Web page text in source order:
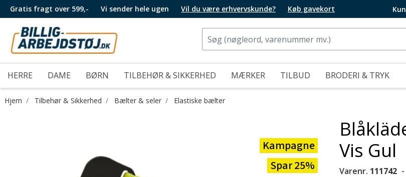
Gratis fragt over 599,- Vi sender hele ugen Vil du være erhvervskunde? Køb gavekort
HERRE DAME BØRN TILBEHØR & SIKKERHED MÆRKER TILBUD BRODERI & TRYK
Hjem Tilbehør & Sikkerhed Bælter & seler Elastiske bælter
Kampagne
Spar 25%
Vis Gul
Varenr. 111742